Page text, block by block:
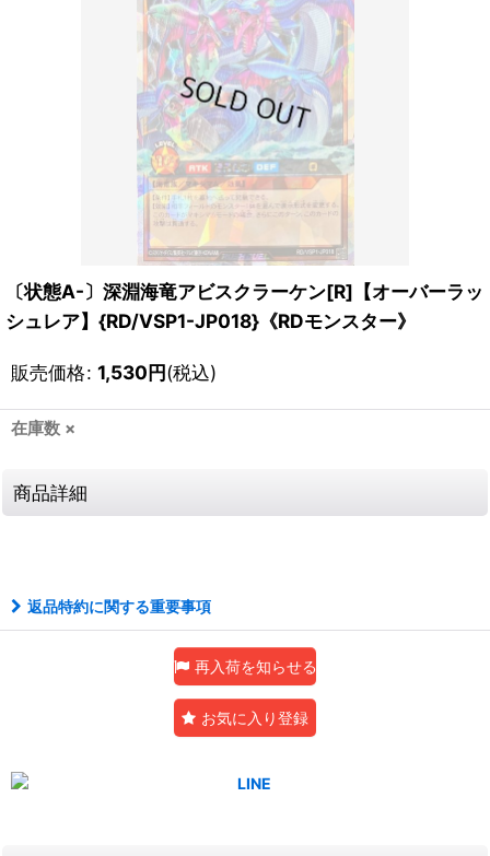
〔状態A-〕深淵海竜アビスクラーケン[R]【オーバーラッ
シュレア】{RD/VSP1-JP018}《RDモンスター》
販売価格: 1,530円(税込)
在庫数 ×
商品詳細
返品特約に関する重要事項
再入荷を知らせる
お気に入り登録